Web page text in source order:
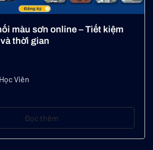
màu sơn online – Tiết kiệm
thời gian
Viên
Đọc thêm